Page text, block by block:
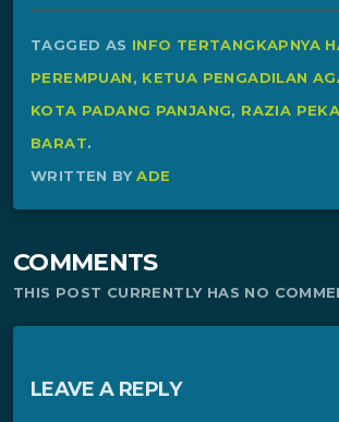
TAGGED AS INFO TERTANGKAPNYA
PEREMPUAN, KETUA PENGADILAN
KOTA PADANG PANJANG, RAZIA
BARAT.
WRITTEN BYADE
COMMENTS
THIS POST CURRENTLY HAS NO
LEAVE A REPLY